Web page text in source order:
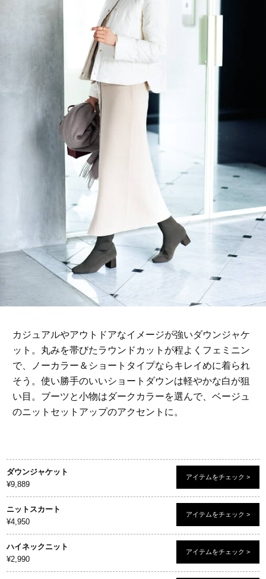
カジュアルやアウトドアなイメージが強いダウンジャケ
ット。丸みを帯びたラウンドカットが程よくフェミニン
で、ノーカラー＆ショートタイプならキレイめに着られ
そう。使い勝手のいいショートダウンは軽やかな白が狙
い目。ブーツと小物はダークカラーを選んで、ベージュ
のニットセットアップのアクセントに。
ダウンジャケット
¥9,889
アイテムをチェック >
ニットスカート
¥4,950
アイテムをチェック >
ハイネックニット
¥2,990
アイテムをチェック >